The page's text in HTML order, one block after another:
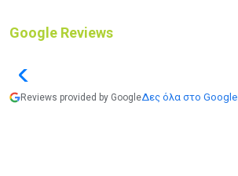
Google Reviews
Reviews provided by GoogleΔες όλα στο Google